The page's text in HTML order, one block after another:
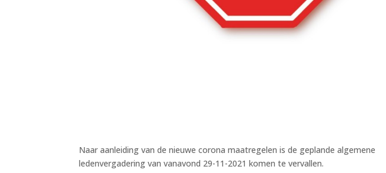
Naar aanleiding van de nieuwe corona maatregelen is de geplande algemene
ledenvergadering van vanavond 29-11-2021 komen te vervallen.